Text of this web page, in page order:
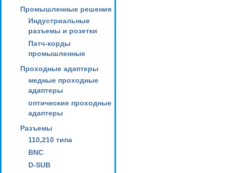
Промышленные решения
Индустриальные
разъемы и розетки
Патч-корды
промышленные
Проходные адаптеры
медные проходные
адаптеры
оптические проходные
адаптеры
Разъемы
110,210 типа
BNC
D-SUB